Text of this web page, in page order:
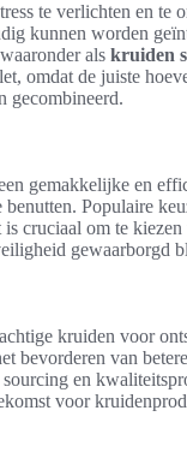
te verlichten en te
kunnen worden
als kruiden
omdat de juiste
gecombineerd.
gemakkelijke en
benutten. Populaire
cruciaal om te
gewaarborgd
kruiden voor
bevorderen van
en
voor